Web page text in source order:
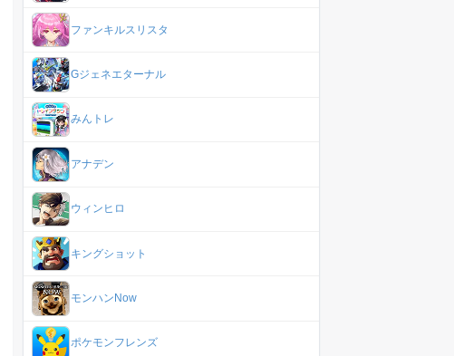
ファンキルスリスタ
Gジェネエターナル
みんトレ
アナデン
ウィンヒロ
キングショット
モンハンNow
ポケモンフレンズ